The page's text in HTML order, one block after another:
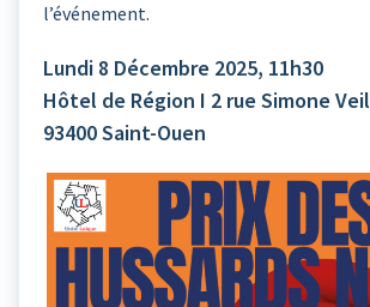
l’événement.
Lundi 8 Décembre 2025, 11h30
Hôtel de Région I 2 rue Simone Veil
93400 Saint-Ouen